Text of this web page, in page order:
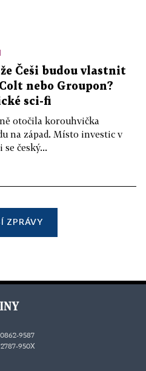
Češi budou vlastnit
nebo Groupon?
sci-fi
otočila korouhvička
na západ. Místo investic v
český...
ZPRÁVY
9587
950X